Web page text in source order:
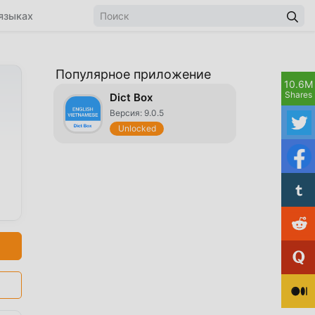
Популярное приложение
Dict Box
Версия: 9.0.5
Unlocked
10.6M
Shares